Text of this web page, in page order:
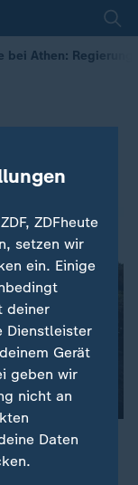
bei Athen:
den
Brandstiftung.
ZDFheute
setzen wir
ein. Einige
deiner
Dienstleister
Gerät
geben wir
nicht an
Daten